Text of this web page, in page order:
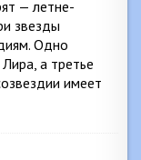
— летне-
звезды
Одно
а третье
имеет